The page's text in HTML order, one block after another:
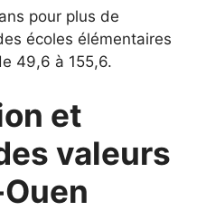
pour plus de
écoles élémentaires
49,6 à 155,6.
et
valeurs